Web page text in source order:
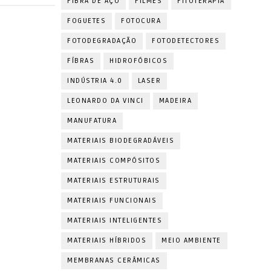
FOGUETES FOTOCURA
FOTODEGRADAÇÃO FOTODETECTORES
FÍBRAS HIDROFÓBICOS
INDÚSTRIA 4.0 LASER
LEONARDO DA VINCI MADEIRA
MANUFATURA
MATERIAIS BIODEGRADÁVEIS
MATERIAIS COMPÓSITOS
MATERIAIS ESTRUTURAIS
MATERIAIS FUNCIONAIS
MATERIAIS INTELIGENTES
MATERIAIS HÍBRIDOS MEIO AMBIENTE
MEMBRANAS CERÂMICAS